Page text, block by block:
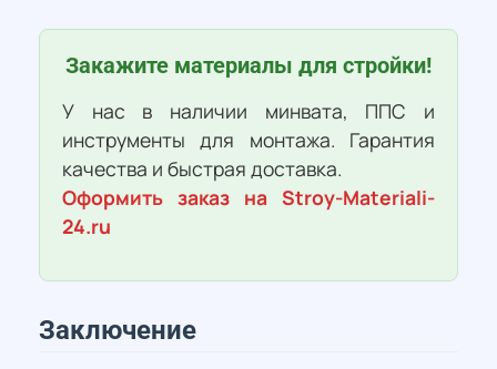
Закажите материалы для стройки!
У нас в наличии минвата, ППС и
инструменты для монтажа. Гарантия
качества и быстрая доставка.
Оформить заказ на Stroy-Materiali-
24.ru
Заключение